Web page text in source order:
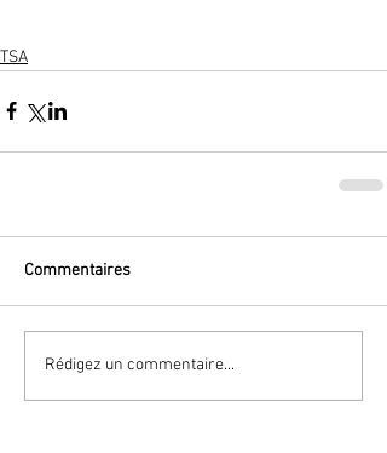
TSA
Commentaires
Rédigez un commentaire...